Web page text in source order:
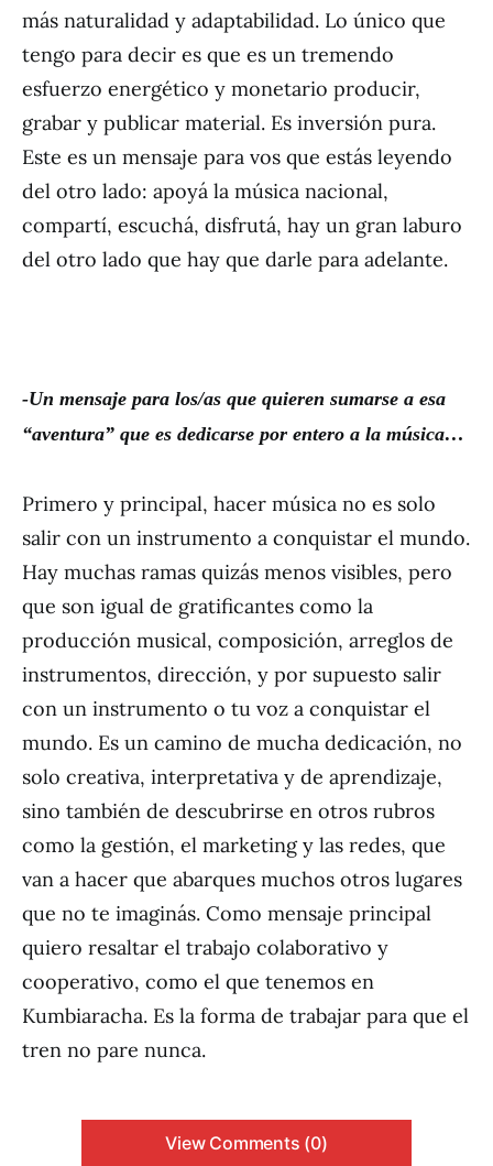
más naturalidad y adaptabilidad. Lo único que
tengo para decir es que es un tremendo
esfuerzo energético y monetario producir,
grabar y publicar material. Es inversión pura.
Este es un mensaje para vos que estás leyendo
del otro lado: apoyá la música nacional,
compartí, escuchá, disfrutá, hay un gran laburo
del otro lado que hay que darle para adelante.
-Un mensaje para los/as que quieren sumarse a esa
“aventura” que es dedicarse por entero a la música…
Primero y principal, hacer música no es solo
salir con un instrumento a conquistar el mundo.
Hay muchas ramas quizás menos visibles, pero
que son igual de gratificantes como la
producción musical, composición, arreglos de
instrumentos, dirección, y por supuesto salir
con un instrumento o tu voz a conquistar el
mundo. Es un camino de mucha dedicación, no
solo creativa, interpretativa y de aprendizaje,
sino también de descubrirse en otros rubros
como la gestión, el marketing y las redes, que
van a hacer que abarques muchos otros lugares
que no te imaginás. Como mensaje principal
quiero resaltar el trabajo colaborativo y
cooperativo, como el que tenemos en
Kumbiaracha. Es la forma de trabajar para que el
tren no pare nunca.
View Comments (0)